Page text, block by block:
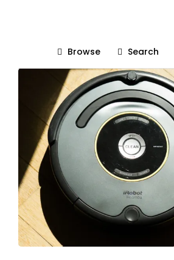
Browse Search